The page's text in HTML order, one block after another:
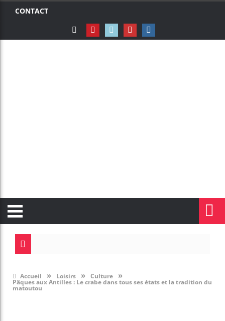
CONTACT
Accueil » Loisirs » Culture »
Pâques aux Antilles : Le crabe dans tous ses états et la tradition du
matoutou